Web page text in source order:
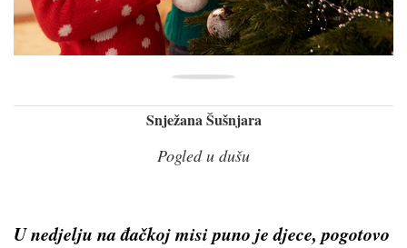
Snježana Šušnjara
Pogled u dušu
U nedjelju na đačkoj misi puno je djece, pogotovo